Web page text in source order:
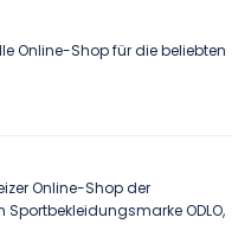
Online-Shop für die beliebten
Online-Shop der
ODLO,